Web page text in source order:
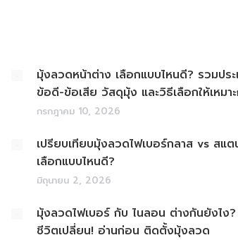
มุ้งลวดหน้าต่าง เลือกแบบไหนดี? รวมประ
ข้อดี-ข้อเสีย วัสดุมุ้ง และวิธีเลือกให้เหมา
กรกฎาคม 10, 2026
เปรียบเทียบมุ้งลวดไฟเบอร์กลาส vs สแต
เลือกแบบไหนดี?
มิถุนายน 2, 2026
มุ้งลวดไฟเบอร์ กับ ไนลอน ต่างกันยังไง
ชีวิตเปลี่ยน! อ่านก่อน ติดตั้งมุ้งลวด